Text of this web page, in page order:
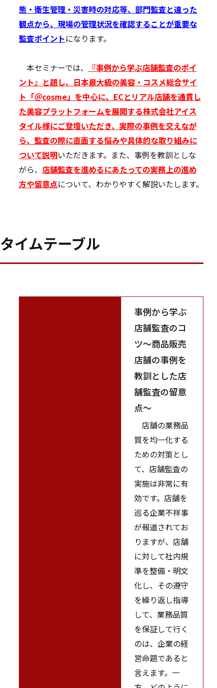
態・衛生管理・災害時の対応等、部門監査と違った
観点から、現場の管理状況を確認することが重要な
監査ポイントになります。
本セミナーでは、
『事例から学ぶ店舗監査のポイ
ント』と題し、日本最大級の美容・コスメ総合サイ
ト「＠cosme」を中心に、ECとリアル店舗を通貫し
た美容プラットフォームを展開する株式会社アイス
タイル様にご登壇いただき、実際の事例を交えなが
ら、監査の際に直面する悩みや具体的な取り組みに
ついて説明いただきます。また、事例を教訓としな
がら、 店舗監査を進めるにあたっての実務上の進め
方や留意点について、わかりやすく解説いたします。
タイムテーブル
事例から学ぶ
店舗監査のコ
ツ～商品販売
店舗の事例を
教訓とした店
舗監査の留意
点～
店舗の業務品
質を均一化する
ための対策とし
て、店舗監査の
実施は非常に有
効です。店舗を
巡る企業不祥事
が報道されてお
りますが、店舗
に対して社内規
準を整備・明文
化し、その遵守
を繰り返し指導
して、業務品質
を保証して行く
のは、企業の経
営命題であると
言えます。一